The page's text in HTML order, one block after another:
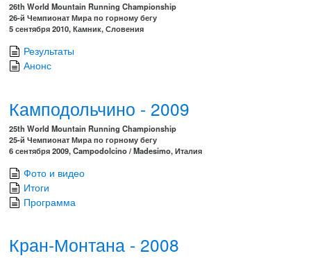
26th World Mountain Running Championship
26-й Чемпионат Мира по горному бегу
5 сентября 2010, Камник, Словения
Результаты
Анонс
Камподольчино - 2009
25th World Mountain Running Championship
25-й Чемпионат Мира по горному бегу
6 сентября 2009, Campodolcino / Madesimo, Италия
Фото и видео
Итоги
Программа
Кран-Монтана - 2008